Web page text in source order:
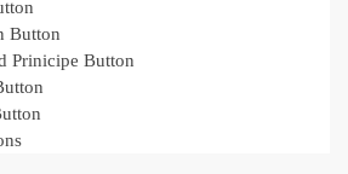
Button
Prinicipe Button